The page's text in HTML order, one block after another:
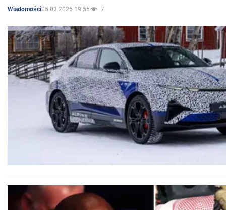
Wiadomości05.03.2025 19:55 7